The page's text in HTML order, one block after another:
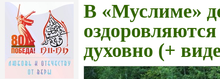
В «Муслиме»
духовно (+